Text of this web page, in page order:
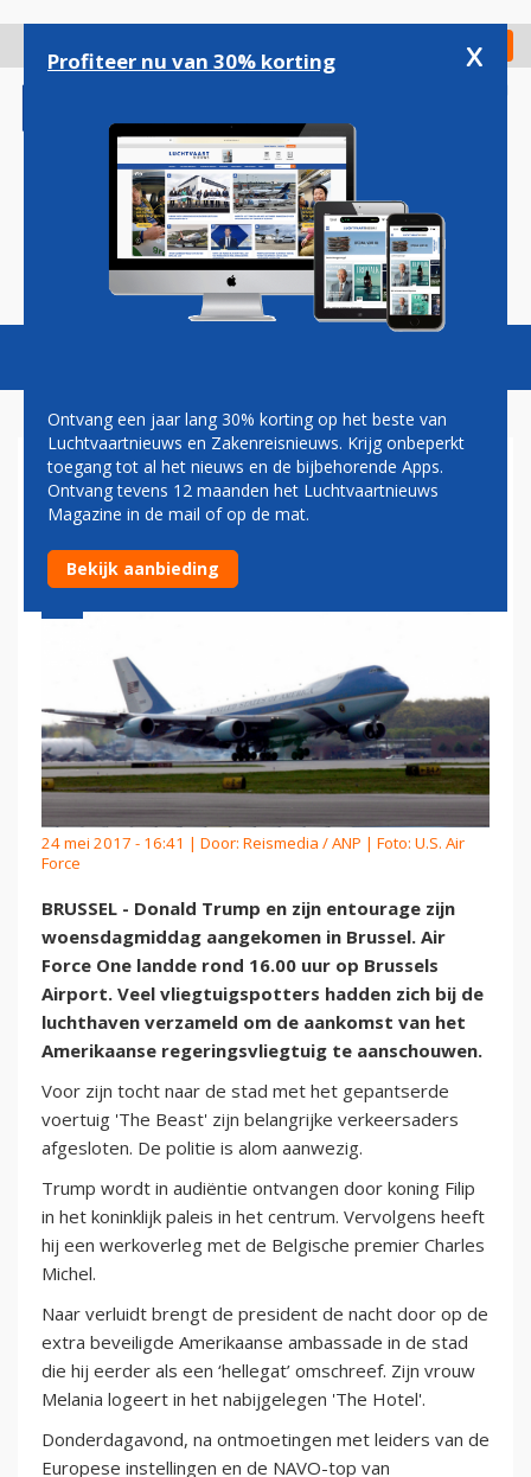
gaan
Check in
Magazine Podcasts Vacatures
AIR FORCE ONE GEARRIVEERD
OP ZAVENTEM
24 mei 2017 - 16:41 | Door: Reismedia / ANP | Foto: U.S. Air
Force
BRUSSEL - Donald Trump en zijn entourage zijn
woensdagmiddag aangekomen in Brussel. Air
Force One landde rond 16.00 uur op Brussels
Airport. Veel vliegtuigspotters hadden zich bij de
luchthaven verzameld om de aankomst van het
Amerikaanse regeringsvliegtuig te aanschouwen.
Voor zijn tocht naar de stad met het gepantserde
voertuig 'The Beast' zijn belangrijke verkeersaders
afgesloten. De politie is alom aanwezig.
Trump wordt in audiëntie ontvangen door koning Filip
in het koninklijk paleis in het centrum. Vervolgens heeft
hij een werkoverleg met de Belgische premier Charles
Michel.
Naar verluidt brengt de president de nacht door op de
extra beveiligde Amerikaanse ambassade in de stad
die hij eerder als een ‘hellegat’ omschreef. Zijn vrouw
Melania logeert in het nabijgelegen 'The Hotel'.
Donderdagavond, na ontmoetingen met leiders van de
Europese instellingen en de NAVO-top van
Profiteer nu van 30% korting x
Ontvang een jaar lang 30% korting op het beste van
Luchtvaartnieuws en Zakenreisnieuws. Krijg onbeperkt
toegang tot al het nieuws en de bijbehorende Apps.
Ontvang tevens 12 maanden het Luchtvaartnieuws
Magazine in de mail of op de mat.
Bekijk aanbieding